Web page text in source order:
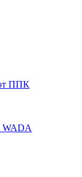
ППК
WADA